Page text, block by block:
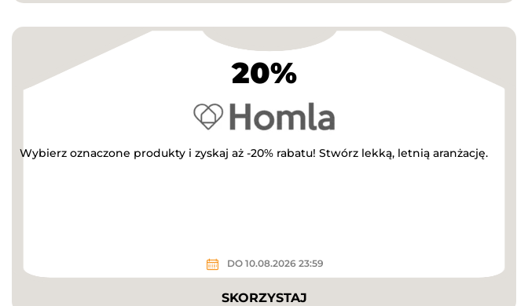
20%
Wybierz oznaczone produkty i zyskaj aż -20% rabatu! Stwórz lekką, letnią aranżację.
DO 10.08.2026 23:59
SKORZYSTAJ